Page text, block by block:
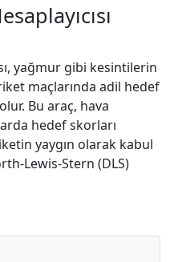
yağmur gibi kesintilerin
maçlarında adil hedef
Bu araç, hava
hedef skorları
yaygın olarak kabul
Lewis-Stern (DLS)